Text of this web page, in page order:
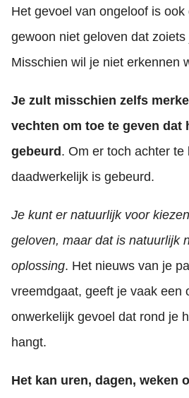
Het gevoel van ongeloof is ook
gewoon niet geloven dat
Misschien wil je niet erkennen
Je zult misschien zelfs
vechten om toe te geven dat
gebeurd . Om er toch achter te
daadwerkelijk is gebeurd.
Je kunt er natuurlijk voor
geloven, maar dat is natuurlijk
oplossing. Het nieuws van je
vreemdgaat, geeft je vaak een
onwerkelijk gevoel dat rond je
hangt.
Het kan uren, dagen, weken